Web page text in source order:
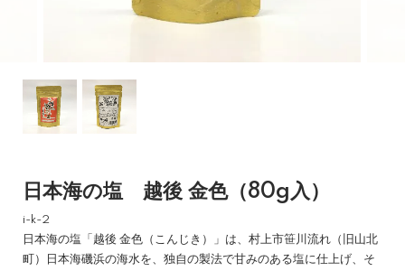
日本海の塩 越後 金色（80g入）
i-k-2
日本海の塩「越後 金色（こんじき）」は、村上市笹川流れ（旧山北
町）日本海磯浜の海水を、独自の製法で甘みのある塩に仕上げ、そ